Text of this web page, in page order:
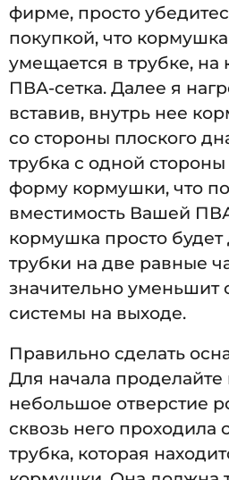
фирме, просто
покупкой, что
умещается в трубке, на
ПВА-сетка. Далее я
вставив, внутрь нее
со стороны плоского
трубка с одной стороны
форму кормушки, что
вместимость Вашей
кормушка просто будет
трубки на две равные
значительно
системы на выходе.
Правильно сделать
Для начала проделайте
небольшое отверстие
сквозь него проходила
трубка, которая